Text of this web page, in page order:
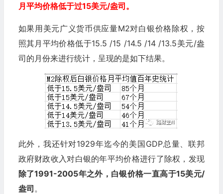
月平均价格低于过15美元/盎司。
如果用美元广义货币供应量M2对白银价格除权，按
照其月平均价格低于15.5 /15 /14.5 /14 /13.5美元/盎
司的月份来进行统计，呈现的是如下结果。
此外，我还针对1929年迄今的美国GDP总量、联邦
政府财政收入对白银的年平均价格进行了除权，发现
除了1991-2005年之外，白银价格一直高于15美元/
盎司 。